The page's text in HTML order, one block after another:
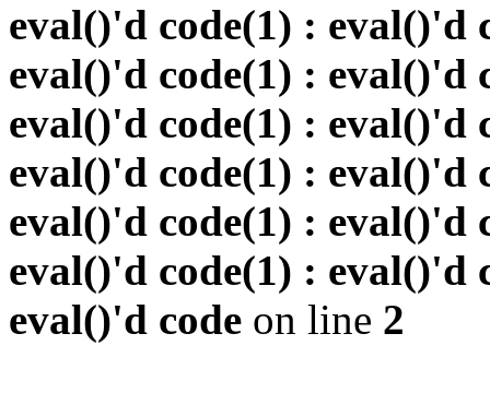
eval()'d code(1) : eval()'d
eval()'d code(1) : eval()'d
eval()'d code(1) : eval()'d
eval()'d code(1) : eval()'d
eval()'d code(1) : eval()'d
eval()'d code(1) : eval()'d
eval()'d code on line 2